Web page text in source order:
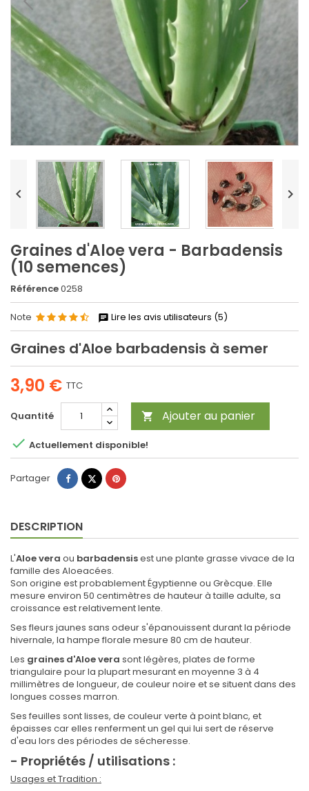
 
Graines d'Aloe vera - Barbadensis
(10 semences)
Référence0258
Note Lire les avis utilisateurs (5)
Graines d'Aloe barbadensis à semer
3,90 € TTC
Quantité  Ajouter au panier
 Actuellement disponible!
Partager PartagerTweetPinterest
DESCRIPTION
L'Aloe vera ou barbadensisest une plante grasse vivace de la
famille des Aloeacées.
Son origine est probablement Égyptienne ou Grècque. Elle
mesure environ 50 centimètres de hauteur à taille adulte, sa
croissance est relativement lente.
Ses fleurs jaunes sans odeur s'épanouissent durant la période
hivernale, la hampe florale mesure 80 cm de hauteur.
Les graines d'Aloe vera sont légères, plates de forme
triangulaire pour la plupart mesurant en moyenne 3 à 4
millimètres de longueur, de couleur noire et se situent dans des
longues cosses marron.
Ses feuilles sont lisses, de couleur verte à point blanc, et
épaisses car elles renferment un gel qui lui sert de réserve
d'eau lors des périodes de sécheresse.
- Propriétés / utilisations :
Usages et Tradition :